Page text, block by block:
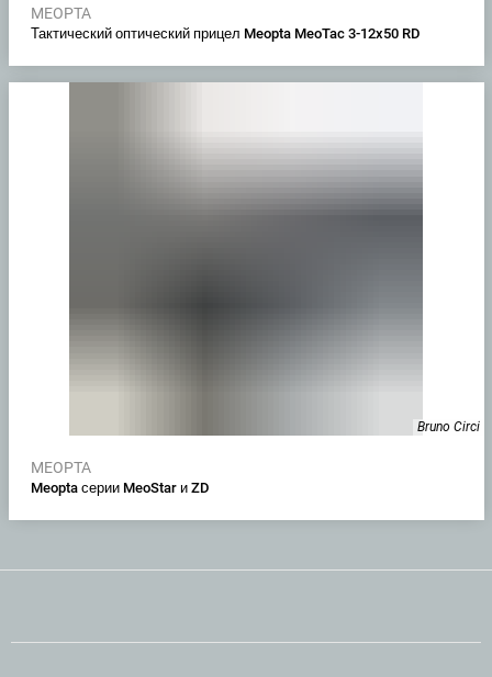
MEOPTA
Тактический оптический прицел Meopta MeoTac 3-12x50 RD
Bruno Circi
MEOPTA
Meopta серии MeoStar и ZD